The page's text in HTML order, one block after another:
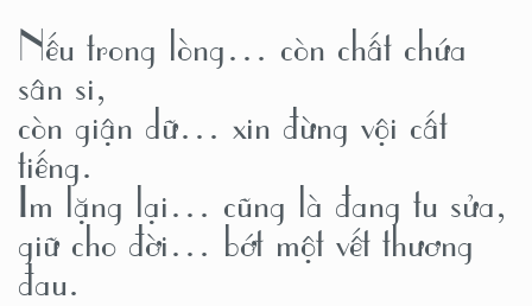
Nếu trong lòng… còn chất chứa
sân si,
còn giận dữ… xin đừng vội cất
tiếng.
Im lặng lại… cũng là đang tu sửa,
giữ cho đời… bớt một vết thương
đau.